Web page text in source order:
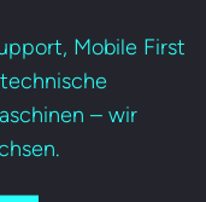
Mobile First
– wir